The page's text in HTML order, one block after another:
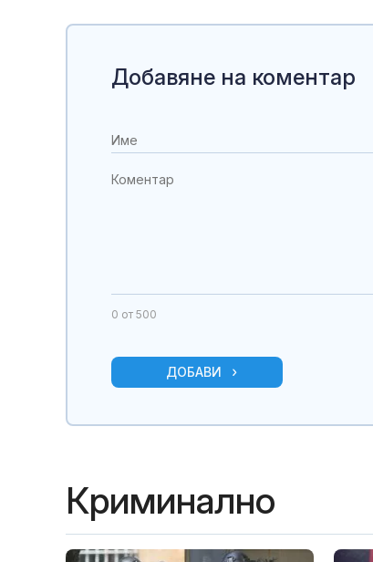
Добавяне на коментар
0 от 500
ДОБАВИ
Криминално